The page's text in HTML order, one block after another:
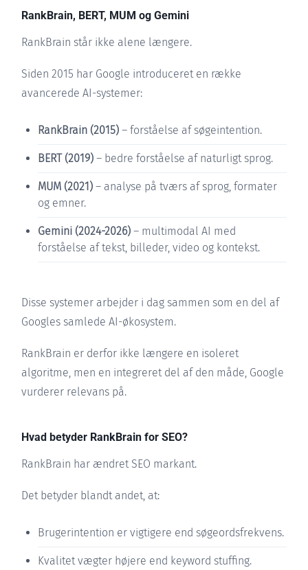
RankBrain, BERT, MUM og Gemini
RankBrain står ikke alene længere.
Siden 2015 har Google introduceret en række
avancerede AI-systemer:
RankBrain (2015) – forståelse af søgeintention.
BERT (2019) – bedre forståelse af naturligt sprog.
MUM (2021) – analyse på tværs af sprog, formater
og emner.
Gemini (2024-2026) – multimodal AI med
forståelse af tekst, billeder, video og kontekst.
Disse systemer arbejder i dag sammen som en del af
Googles samlede AI-økosystem.
RankBrain er derfor ikke længere en isoleret
algoritme, men en integreret del af den måde, Google
vurderer relevans på.
Hvad betyder RankBrain for SEO?
RankBrain har ændret SEO markant.
Det betyder blandt andet, at:
Brugerintention er vigtigere end søgeordsfrekvens.
Kvalitet vægter højere end keyword stuffing.